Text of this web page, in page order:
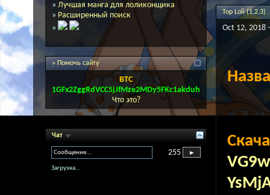
» Лучшая манга для лоликонщика
» Расширенный поиск
»
» Помочь сайту
BTC
1GFx2ZggRdVCC5jJfMze2MDy5FKc1akduh
Что это?
Чат
255
Загрузка...
Top Loli (1,2,3)
Oct 12, 2018